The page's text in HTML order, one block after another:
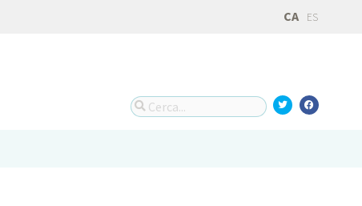
CA ES